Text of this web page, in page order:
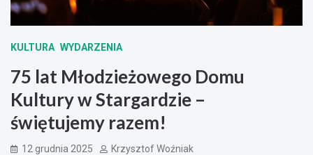
KULTURA WYDARZENIA
75 lat Młodzieżowego Domu
Kultury w Stargardzie –
świętujemy razem!
12 grudnia 2025 Krzysztof Woźniak